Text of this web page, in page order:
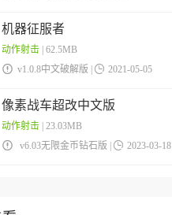
机器征服者
动作射击| 62.5MB
 v1.0.8中文破解版 |  2021-05-05
像素战车超改中文版
动作射击| 23.03MB
 v6.03无限金币钻石版 |  2023-03-18